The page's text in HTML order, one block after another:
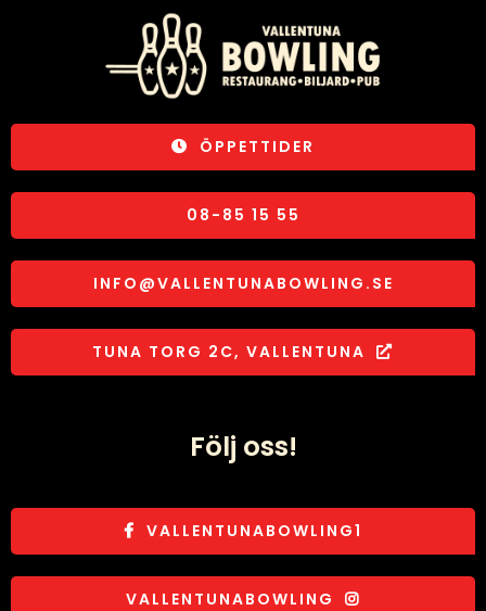
ÖPPETTIDER
08-85 15 55
INFO@VALLENTUNABOWLING.SE
TUNA TORG 2C, VALLENTUNA
Följ oss!
VALLENTUNABOWLING1
VALLENTUNABOWLING